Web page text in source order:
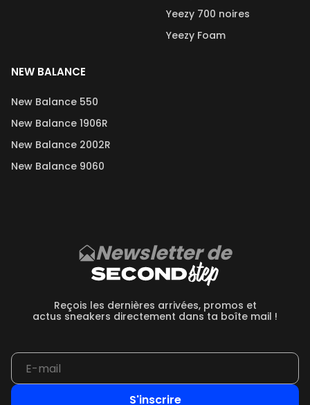
Yeezy 700 noires
Yeezy Foam
NEW BALANCE
New Balance 550
New Balance 1906R
New Balance 2002R
New Balance 9060
Newsletter de
Reçois les dernières arrivées, promos et
actus sneakers directement dans ta boîte mail !
S'inscrire